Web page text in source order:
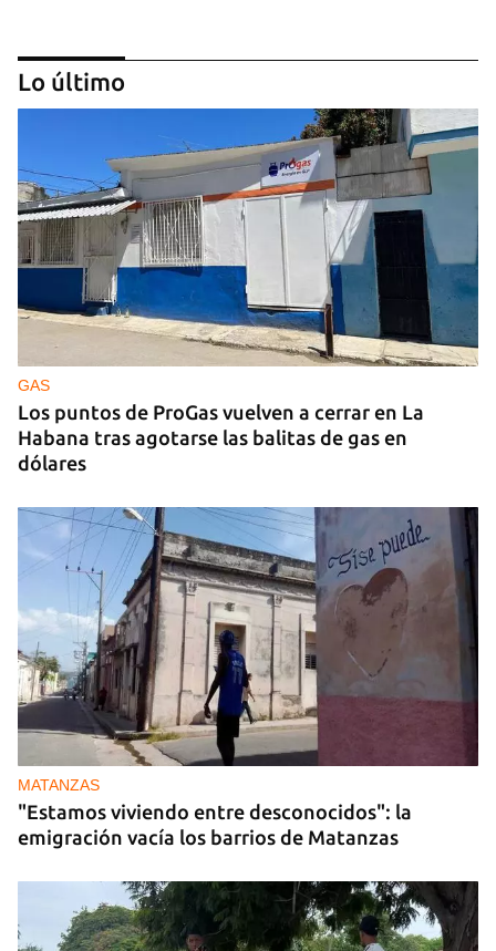
GUERRA
Ucrania ataca otro centro logístico del Amazon
ruso, esta vez en los Urales
Lo último
GAS
Los puntos de ProGas vuelven a cerrar en La
Habana tras agotarse las balitas de gas en
dólares
MATANZAS
"Estamos viviendo entre desconocidos": la
emigración vacía los barrios de Matanzas